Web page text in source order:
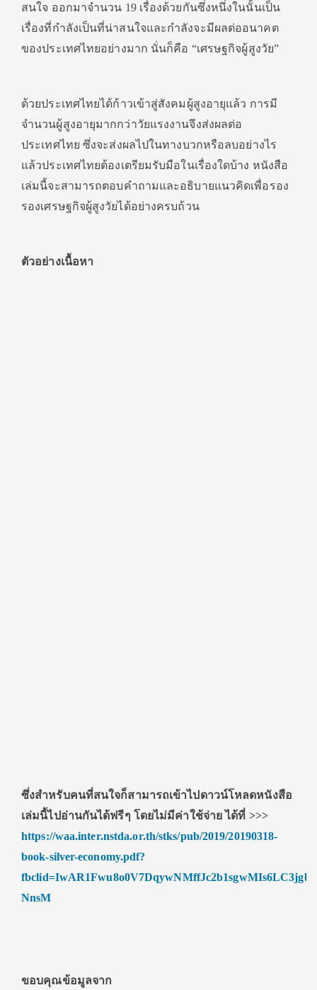
สนใจ ออกมาจำนวน 19 เรื่องด้วยกันซึ่งหนึ่งในนั้นเป็น
เรื่องที่กำลังเป็นที่น่าสนใจและกำลังจะมีผลต่ออนาคต
ของประเทศไทยอย่างมาก นั่นก็คือ “เศรษฐกิจผู้สูงวัย”
ด้วยประเทศไทยได้ก้าวเข้าสู่สังคมผู้สูงอายุแล้ว การมี
จำนวนผู้สูงอายุมากกว่าวัยแรงงานจึงส่งผลต่อ
ประเทศไทย ซึ่งจะส่งผลไปในทางบวกหรือลบอย่างไร
แล้วประเทศไทยต้องเตรียมรับมือในเรื่องใดบ้าง หนังสือ
เล่มนี้จะสามารถตอบคำถามและอธิบายแนวคิดเพื่อรอง
รองเศรษฐกิจผู้สูงวัยได้อย่างครบถ้วน
ตัวอย่างเนื้อหา
ซึ่งสำหรับคนที่สนใจก็สามารถเข้าไปดาวน์โหลดหนังสือ
เล่มนี้ไปอ่านกันได้ฟรีๆ โดยไม่มีค่าใช้จ่าย ได้ที่ >>>
https://waa.inter.nstda.or.th/stks/pub/2019/20190318-
book-silver-economy.pdf?
NnsM
ขอบคุณข้อมูลจาก